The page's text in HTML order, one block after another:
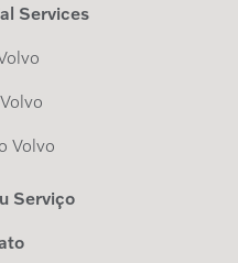
Services
Volvo
Serviço